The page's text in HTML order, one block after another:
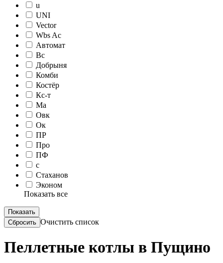
u
UNI
Vector
Wbs Ac
Автомат
Вс
Добрыня
Комби
Костёр
Кс-т
Ма
Овк
Ок
ПР
Про
ПФ
с
Стаханов
Эконом
Показать все
Очистить список
Пеллетные котлы в Пущино